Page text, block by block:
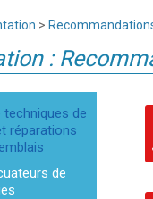
>
:
de
réparations
de